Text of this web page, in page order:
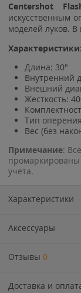
Centershot
искусственным
моделей луков. В
Характеристики:
Длина: 30"
Внутренний
Внешний
Жесткость:
Тип
Вес (без
Примечание:
промаркированы
учета.
Характеристики
Аксессуары
Отзывы 0
Доставка и